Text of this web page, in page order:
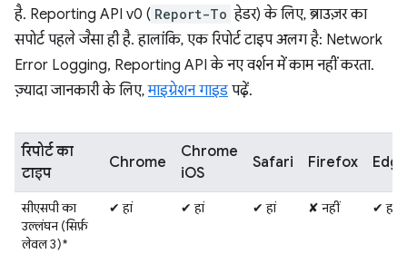
है. Reporting API v0 ( Report-To हेडर) के लिए, ब्राउज़र का
सपोर्ट पहले जैसा ही है. हालांकि, एक रिपोर्ट टाइप अलग है: Network
Error Logging, Reporting API के नए वर्शन में काम नहीं करता.
ज़्यादा जानकारी के लिए,माइग्रेशन गाइड पढ़ें.
रिपोर्ट का
टाइप
Chrome
Chrome
iOS
Safari Firefox Edge
सीएसपी का
उल्लंघन (सिर्फ़
लेवल 3)*
✔ हां ✔ हां ✔ हां ✘ नहीं ✔ हां